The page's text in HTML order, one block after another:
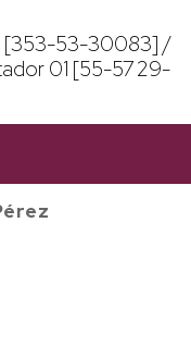
[353-53-30083] /
01 [55-5729-